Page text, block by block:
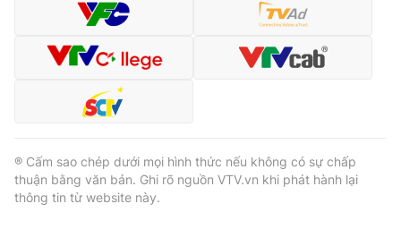
® Cấm sao chép dưới mọi hình thức nếu không có sự chấp
thuận bằng văn bản. Ghi rõ nguồn VTV.vn khi phát hành lại
thông tin từ website này.